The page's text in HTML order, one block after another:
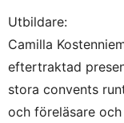
Utbildare:
Camilla
eftertraktad
stora convents
och föreläsare